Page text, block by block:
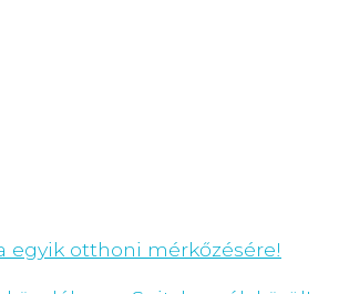
egyik otthoni mérkőzésére!